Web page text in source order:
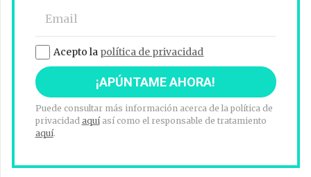
Acepto la política de privacidad
Puede consultar más información acerca de la política de
privacidad aquíasí como el responsable de tratamiento
aquí.